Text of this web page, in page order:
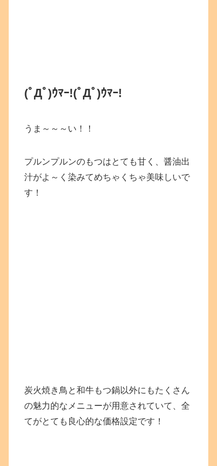
(ﾟДﾟ)ｳﾏｰ!(ﾟДﾟ)ｳﾏｰ!
うま～～～い！！
プルンプルンのもつはとても甘く、醤油出
汁がよ～く染みてめちゃくちゃ美味しいで
す！
炭火焼き鳥と和牛もつ鍋以外にもたくさん
の魅力的なメニューが用意されていて、全
てがとても良心的な価格設定です！